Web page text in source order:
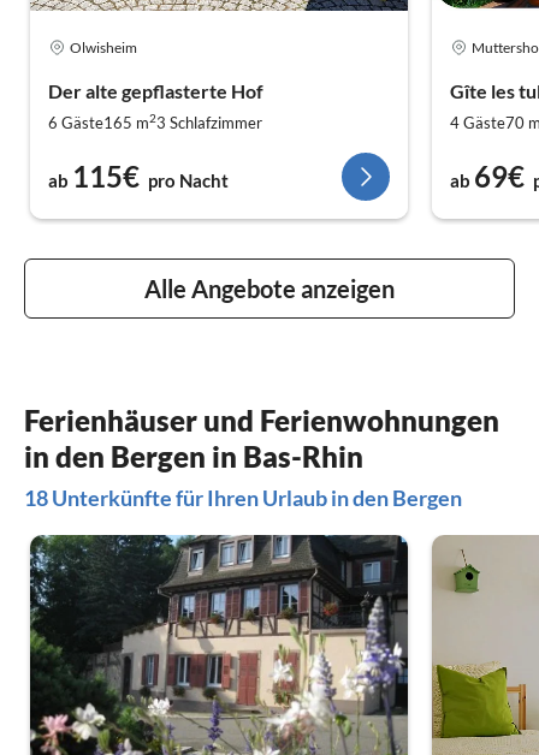
Olwisheim
Der alte gepflasterte Hof
6 Gäste165 m23 Schlafzimmer
ab 115€ pro Nacht
Gîte les
4 Gäste70
ab 69€
Alle Angebote anzeigen
Ferienhäuser und Ferienwohnungen
in den Bergen in Bas-Rhin
18 Unterkünfte für Ihren Urlaub in den Bergen